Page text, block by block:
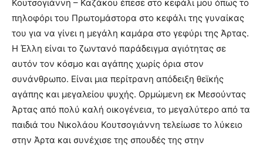
Κουτσογιάννη – Καζάκου έπεσε στο κεφάλι μου όπως το
πηλοφόρι του Πρωτομάστορα στο κεφάλι της γυναίκας
του για να γίνει η μεγάλη καμάρα στο γεφύρι της Άρτας.
Η Έλλη είναι το ζωντανό παράδειγμα αγιότητας σε
αυτόν τον κόσμο και αγάπης χωρίς όρια στον
συνάνθρωπο. Είναι μια περίτρανη απόδειξη θεϊκής
αγάπης και μεγαλείου ψυχής. Ορμώμενη εκ Μεσούντας
Άρτας από πολύ καλή οικογένεια, το μεγαλύτερο από τα
παιδιά του Νικολάου Κουτσογιάννη τελείωσε το λύκειο
στην Άρτα και συνέχισε της σπουδές της στην